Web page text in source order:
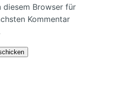
diesem Browser für
Kommentar